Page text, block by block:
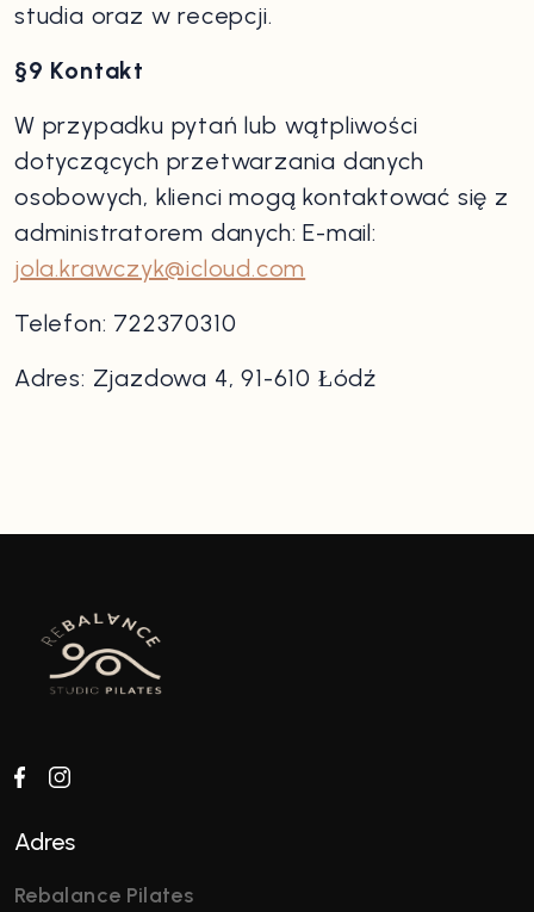
studia oraz w recepcji.
§9 Kontakt
W przypadku pytań lub wątpliwości
dotyczących przetwarzania danych
osobowych, klienci mogą kontaktować się z
administratorem danych: E-mail:
jola.krawczyk@icloud.com
Telefon: 722370310
Adres: Zjazdowa 4, 91-610 Łódź
Adres
Rebalance Pilates